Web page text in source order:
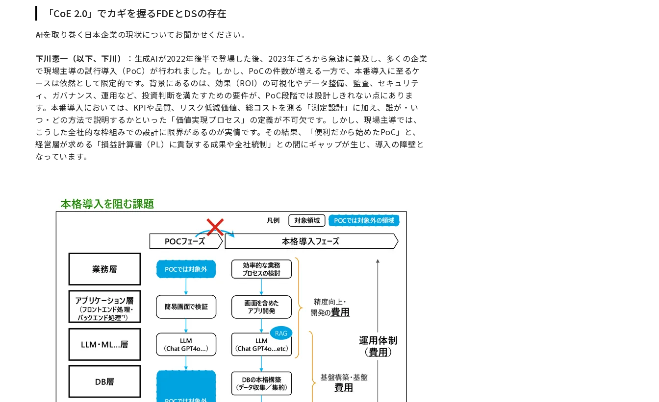
「CoE 2.0」でカギを握るFDEとDSの存在
――AIを取り巻く日本企業の現状についてお聞かせください。
下川憲一（以下、下川）
：生成AIが2022年後半で登場した後、2023年ごろから急速に普及し、多くの企業
で現場主導の試行導入（PoC）が行われました。しかし、PoCの件数が増える一方で、本番導入に至るケ
ースは依然として限定的です。背景にあるのは、効果（ROI）の可視化やデータ整備、監査、セキュリテ
ィ、ガバナンス、運用など、投資判断を満たすための要件が、PoC段階では設計しきれない点にありま
す。本番導入においては、KPIや品質、リスク低減価値、総コストを測る「測定設計」に加え、誰が・い
つ・どの方法で説明するかといった「価値実現プロセス」の定義が不可欠です。しかし、現場主導では、
こうした全社的な枠組みでの設計に限界があるのが実情です。その結果、「便利だから始めたPoC」と、
経営層が求める「損益計算書（PL）に貢献する成果や全社統制」との間にギャップが生じ、導入の障壁と
なっています。